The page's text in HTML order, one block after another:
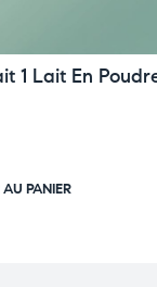
1 Lait En
PANIER